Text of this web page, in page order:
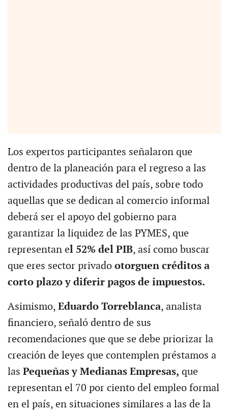
Los expertos participantes señalaron que
dentro de la planeación para el regreso a las
actividades productivas del país, sobre todo
aquellas que se dedican al comercio informal
deberá ser el apoyo del gobierno para
garantizar la liquidez de las PYMES, que
representan el 52% del PIB, así como buscar
que eres sector privado otorguen créditos a
corto plazo y diferir pagos de impuestos.
Asimismo, Eduardo Torreblanca, analista
financiero, señaló dentro de sus
recomendaciones que que se debe priorizar la
creación de leyes que contemplen préstamos a
las Pequeñas y Medianas Empresas, que
representan el 70 por ciento del empleo formal
en el país, en situaciones similares a las de la